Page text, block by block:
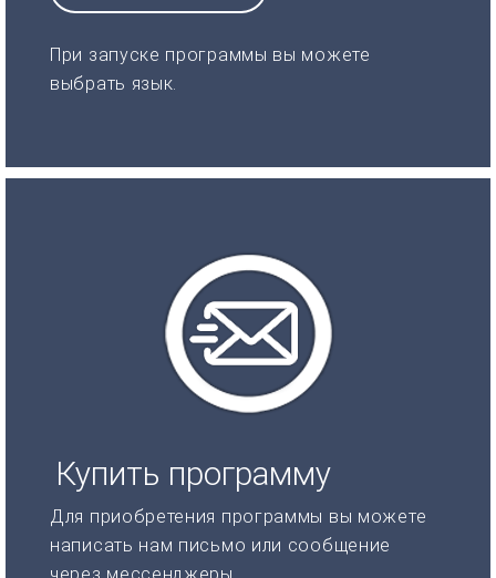
При запуске программы вы можете
выбрать язык.
Купить программу
Для приобретения программы вы можете
написать нам письмо или сообщение